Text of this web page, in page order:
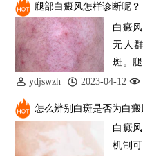
腿部白癜风怎样诊断呢？
白癜
无人
斑。
注意
ydjswzh 2023-04-12
怎么辨别白斑是否为白癜
白癜
机制